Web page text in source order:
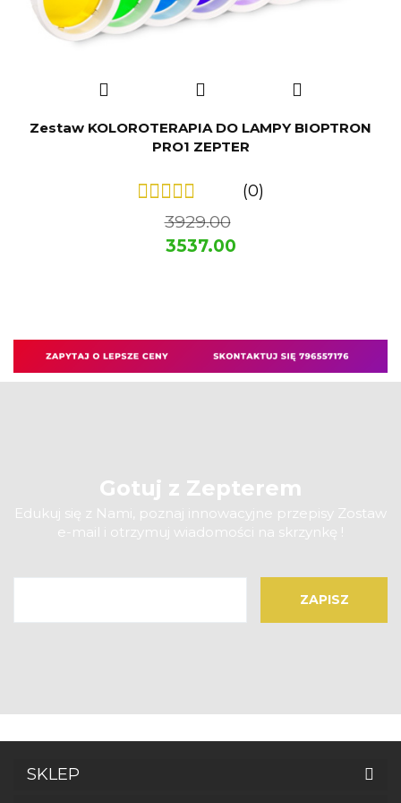
Zestaw KOLOROTERAPIA DO LAMPY BIOPTRON
PRO1 ZEPTER
(0)
3929.00
3537.00
Gotuj z Zepterem
Edukuj się z Nami, poznaj innowacyjne przepisy Zostaw
e-mail i otrzymuj wiadomości na skrzynkę !
SKLEP